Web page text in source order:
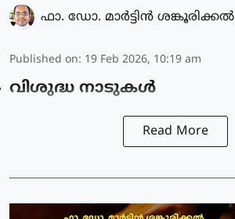
ഫാ. ഡോ. മാര്‍ട്ടിന്‍ ശങ്കൂരിക്കല്‍
Published on: 19 Feb 2026, 10:19 am
വിശുദ്ധ നാടുകൾ
Read More